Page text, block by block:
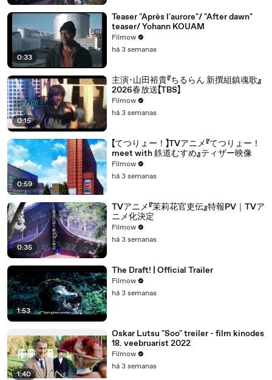
0:33
Teaser "Après l'aurore"/ "After dawn"
teaser/ Yohann KOUAM
Filmow
há 3 semanas
0:15
主演･山田裕貴『ちるらん 新撰組鎮魂歌』
2026春放送【TBS】
Filmow
há 3 semanas
0:59
【てつりょー！】TVアニメ『てつりょー！
meet with 鉄道むすめ』ティザー映像
Filmow
há 3 semanas
0:35
TVアニメ『茉莉花官吏伝』特報PV｜TVア
ニメ化決定
Filmow
há 3 semanas
1:53
The Draft! | Official Trailer
Filmow
há 3 semanas
1:40
Oskar Lutsu "Soo" treiler - film kinodes
18. veebruarist 2022
Filmow
há 3 semanas